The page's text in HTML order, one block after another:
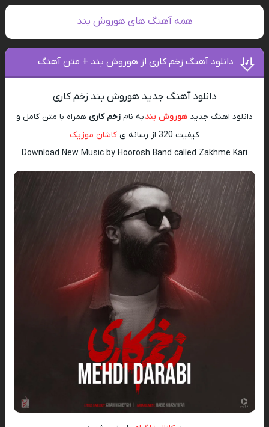
همه آهنگ های هوروش بند
دانلود آهنگ زخم کاری از هوروش بند + متن آهنگ
دانلود آهنگ جدید هوروش بند زخم کاری
دانلود اهنگ جدید هوروش بندبه نام زخم کاری همراه با متن کامل و
کیفیت 320 از رسانه ی
کاشان موزیک
Download New Music by Hoorosh Band called Zakhme Kari